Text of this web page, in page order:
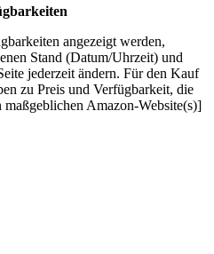
angezeigt werden,
Stand (Datum/Uhrzeit) und
jederzeit ändern. Für den Kauf
zu Preis und Verfügbarkeit, die
Amazon-Website(s)]